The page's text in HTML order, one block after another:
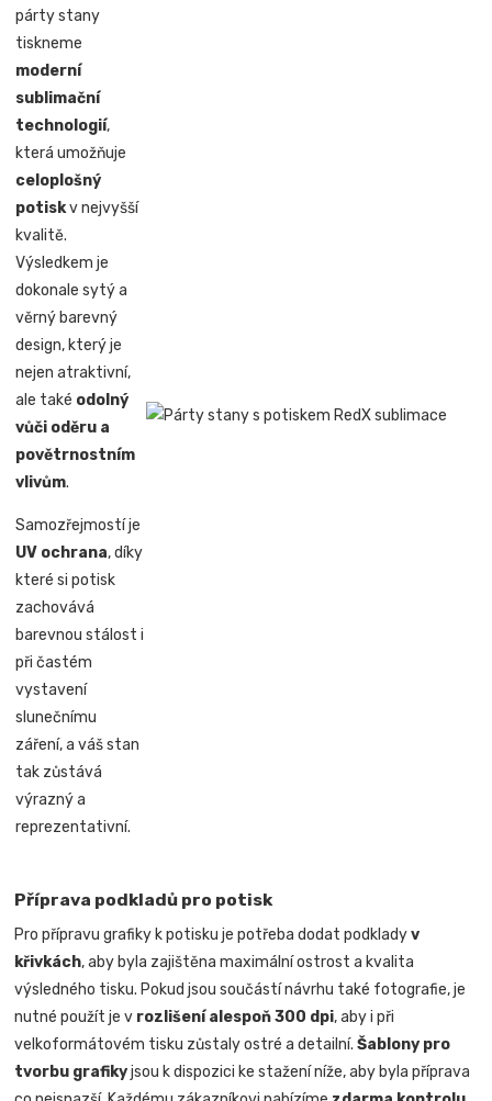
párty stany
tiskneme
moderní
sublimační
technologií,
která umožňuje
celoplošný
potiskv nejvyšší
kvalitě.
Výsledkem je
dokonale sytý a
věrný barevný
design, který je
nejen atraktivní,
ale také odolný
vůči oděru a
povětrnostním
vlivům.
Samozřejmostí je
UV ochrana, díky
které si potisk
zachovává
barevnou stálost i
při častém
vystavení
slunečnímu
záření, a váš stan
tak zůstává
výrazný a
reprezentativní.
Příprava podkladů pro potisk
Pro přípravu grafiky k potisku je potřeba dodat podkladyv
křivkách, aby byla zajištěna maximální ostrost a kvalita
výsledného tisku. Pokud jsou součástí návrhu také fotografie, je
nutné použít je v rozlišení alespoň 300 dpi, aby i při
velkoformátovém tisku zůstaly ostré a detailní.Šablony pro
tvorbu grafikyjsou k dispozici ke stažení níže, aby byla příprava